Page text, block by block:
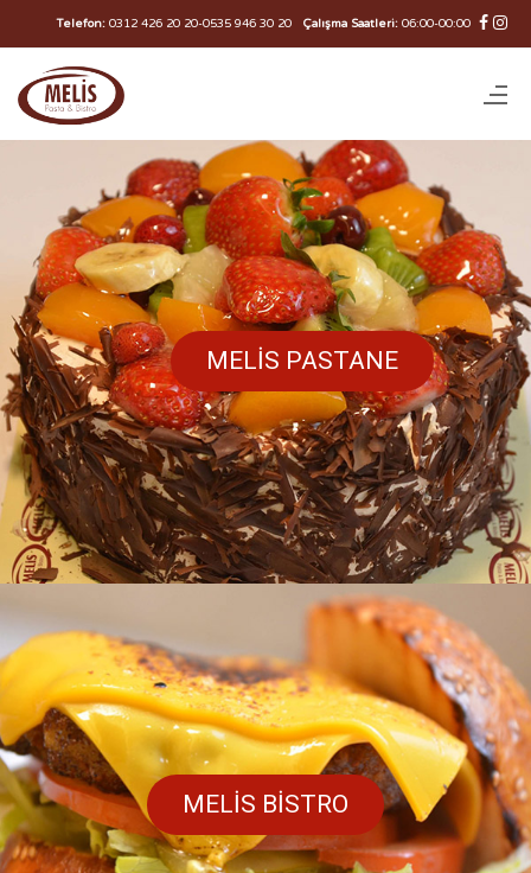
Telefon: 0312 426 20 20-0535 946 30 20 Çalışma Saatleri: 06:00-00:00
MELİS PASTANE
MELİS BİSTRO